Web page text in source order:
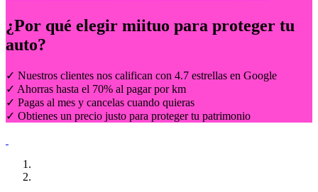
¿Por qué elegir miituo para proteger tu
auto?
✓ Nuestros clientes nos califican con 4.7 estrellas en Google
✓ Ahorras hasta el 70% al pagar por km
✓ Pagas al mes y cancelas cuando quieras
✓ Obtienes un precio justo para proteger tu patrimonio